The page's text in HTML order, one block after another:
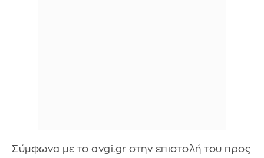
Σύμφωνα με το avgi.gr στην επιστολή του προς